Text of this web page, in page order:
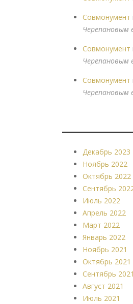
Совмонумент
Черепановым
Совмонумент
Черепановым
Совмонумент
Черепановым
Декабрь 2023
Ноябрь 2022
Октябрь 2022
Сентябрь
Июль 2022
Апрель 2022
Март 2022
Январь 2022
Ноябрь 2021
Октябрь 2021
Сентябрь 2021
Август 2021
Июль 2021